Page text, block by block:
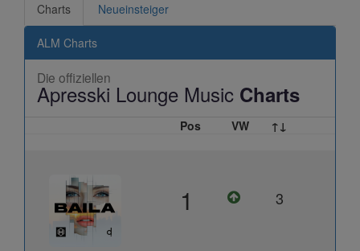
Charts Neueinsteiger
ALM Charts
Die offiziellen
Apresski Lounge Music Charts
Pos VW ↑↓
1 3